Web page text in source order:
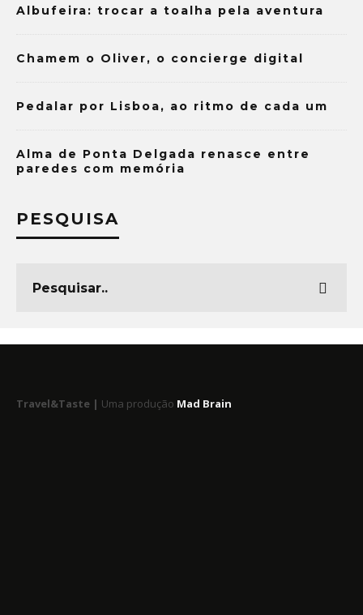
Albufeira: trocar a toalha pela aventura
Chamem o Oliver, o concierge digital
Pedalar por Lisboa, ao ritmo de cada um
Alma de Ponta Delgada renasce entre
paredes com memória
PESQUISA
Travel&Taste | Uma produção Mad Brain